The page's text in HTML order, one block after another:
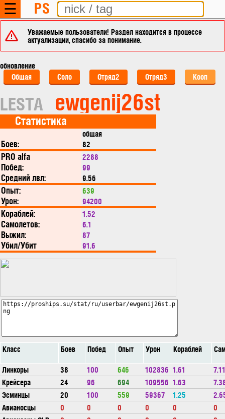
☰ PS
Уважаемые пользователи! Раздел находится в процессе
актуализации, спасибо за понимание.
обновление
Общая
Соло Отряд2 Отряд3 Кооп
LESTA ewgenij26st
Статистика
общая
Боев: 82
PRO alfa 2288
Побед: 99
Средний лвл: 9.56
Опыт: 639
Урон: 94200
Кораблей: 1.52
Самолетов: 6.1
Выжил: 87
Убил/Убит 91.6
Класс Боев Побед Опыт Урон Кораблей
Линкоры
38 100 646 102836 1.61
7.11
Крейсера
24 96 694 109556 1.63
Эсминцы
20 100 559 59367 1.25
Авианосцы
0 0 0 0 0
0